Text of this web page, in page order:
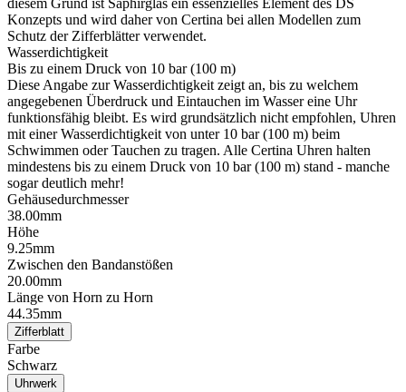
diesem Grund ist Saphirglas ein essenzielles Element des DS
Konzepts und wird daher von Certina bei allen Modellen zum
Schutz der Zifferblätter verwendet.
Wasserdichtigkeit
Bis zu einem Druck von 10 bar (100 m)
Diese Angabe zur Wasserdichtigkeit zeigt an, bis zu welchem
angegebenen Überdruck und Eintauchen im Wasser eine Uhr
funktionsfähig bleibt. Es wird grundsätzlich nicht empfohlen, Uhren
mit einer Wasserdichtigkeit von unter 10 bar (100 m) beim
Schwimmen oder Tauchen zu tragen. Alle Certina Uhren halten
mindestens bis zu einem Druck von 10 bar (100 m) stand - manche
sogar deutlich mehr!
Gehäusedurchmesser
38.00mm
Höhe
9.25mm
Zwischen den Bandanstößen
20.00mm
Länge von Horn zu Horn
44.35mm
Zifferblatt
Farbe
Schwarz
Uhrwerk